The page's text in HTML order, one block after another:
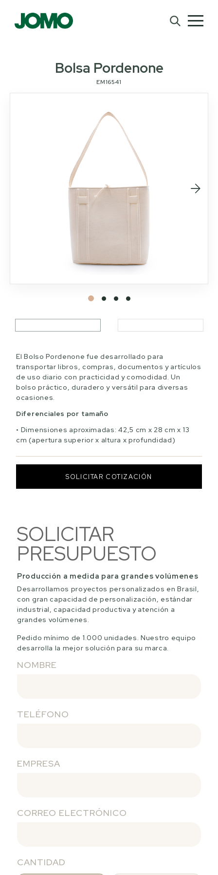
Bolsa Pordenone
EM16541
El Bolso Pordenone fue desarrollado para
transportar libros, compras, documentos y artículos
de uso diario con practicidad y comodidad. Un
bolso práctico, duradero y versátil para diversas
ocasiones.
Diferenciales por tamaño
Dimensiones aproximadas: 42,5 cm x 28 cm x 13
cm (apertura superior x altura x profundidad)
SOLICITAR COTIZACIÓN
SOLICITAR
PRESUPUESTO
Producción a medida para grandes volúmenes
Desarrollamos proyectos personalizados en Brasil,
con gran capacidad de personalización, estándar
industrial, capacidad productiva y atención a
grandes volúmenes.
Pedido mínimo de 1.000 unidades. Nuestro equipo
desarrolla la mejor solución para su marca.
NOMBRE
TELÉFONO
EMPRESA
CORREO ELECTRÓNICO
CANTIDAD